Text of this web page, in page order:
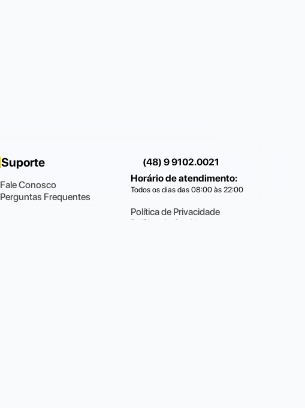
Suporte
Fale Conosco
Perguntas Frequentes
(48) 9 9102.0021
Horário de atendimento:
Todos os dias das 08:00 às 22:00
Política de Privacidade
Política de Cookies